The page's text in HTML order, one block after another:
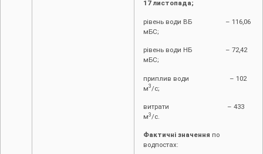
17 листопада;
рівень води ВБ – 116,06
мБС;
рівень води НБ – 72,42
мБС;
приплив води – 102
м3 /с;
витрати – 433
м3/с.
Фактичні значення по
водпостах: